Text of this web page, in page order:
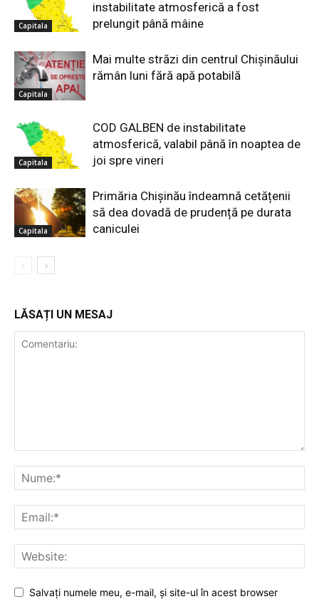
Capitala
instabilitate atmosferică a fost
prelungit până mâine
Capitala
Mai multe străzi din centrul Chișinăului
rămân luni fără apă potabilă
Capitala
COD GALBEN de instabilitate
atmosferică, valabil până în noaptea de
joi spre vineri
Capitala
Primăria Chișinău îndeamnă cetățenii
să dea dovadă de prudență pe durata
caniculei
LĂSAȚI UN MESAJ
Salvaţi numele meu, e-mail, şi site-ul în acest browser